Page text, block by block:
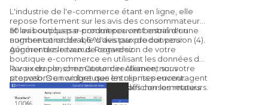
La description du produit reflétait-elle
fidèlement le produit ?
L'industrie de l'e-commerce étant en ligne, elle
repose fortement sur les avis des consommateurs,
et les boutiques e-commerce ont besoin d'un
nombre considérable d'avis par produit pour
générer des revenus. Regardez :
50 avis ou plus par produit peuvent entraîner une
augmentation de 4,6 % des taux de conversion (4).
Augmentez le taux de conversion de votre
boutique e-commerce en utilisant les données de
la voix du consommateur directement sur votre
site web. De nombreuses entreprises encouragent
les achats en affichant les avis des consommateurs.
Par exemple, chez Customer Alliance, nous
proposons un widget que les clients peuvent
intégrer sur leur site web pour afficher les retours
clients qu'ils reçoivent.